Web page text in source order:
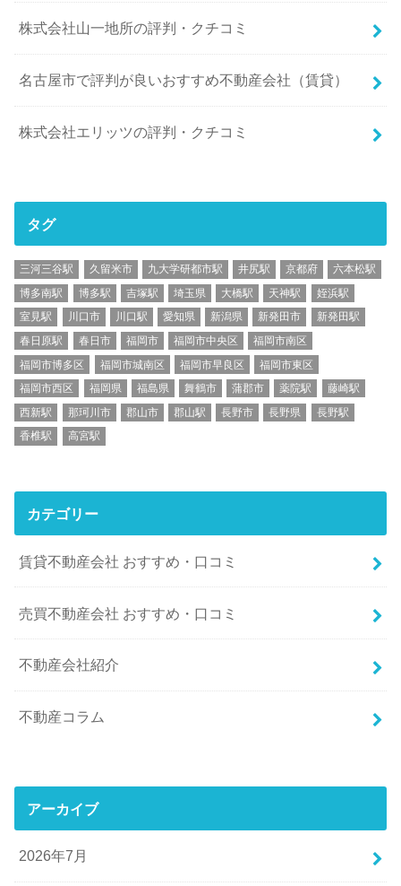
株式会社山一地所の評判・クチコミ
名古屋市で評判が良いおすすめ不動産会社（賃貸）
株式会社エリッツの評判・クチコミ
タグ
三河三谷駅 久留米市 九大学研都市駅 井尻駅 京都府
六本松駅
博多南駅
博多駅 吉塚駅 埼玉県 大橋駅 天神駅
姪浜駅
室見駅
川口市 川口駅 愛知県 新潟県 新発田市
新発田駅
春日原駅
春日市 福岡市 福岡市中央区
福岡市南区
福岡市博多区
福岡市城南区 福岡市早良区
福岡市東区
福岡市西区
福岡県 福島県 舞鶴市 蒲郡市 薬院駅
藤崎駅
西新駅
那珂川市 郡山市 郡山駅 長野市 長野県
長野駅
香椎駅
高宮駅
カテゴリー
賃貸不動産会社 おすすめ・口コミ
売買不動産会社 おすすめ・口コミ
不動産会社紹介
不動産コラム
アーカイブ
2026年7月